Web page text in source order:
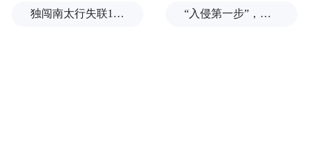
独闯南太行失联14天的女子已确认遇难，遗体在悬崖被找到 “入侵第一步”，与特朗普关系密切美企被曝强闯格陵兰岛